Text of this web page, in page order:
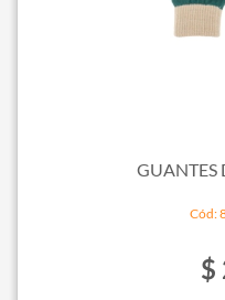
GUANTES
Cód:
$